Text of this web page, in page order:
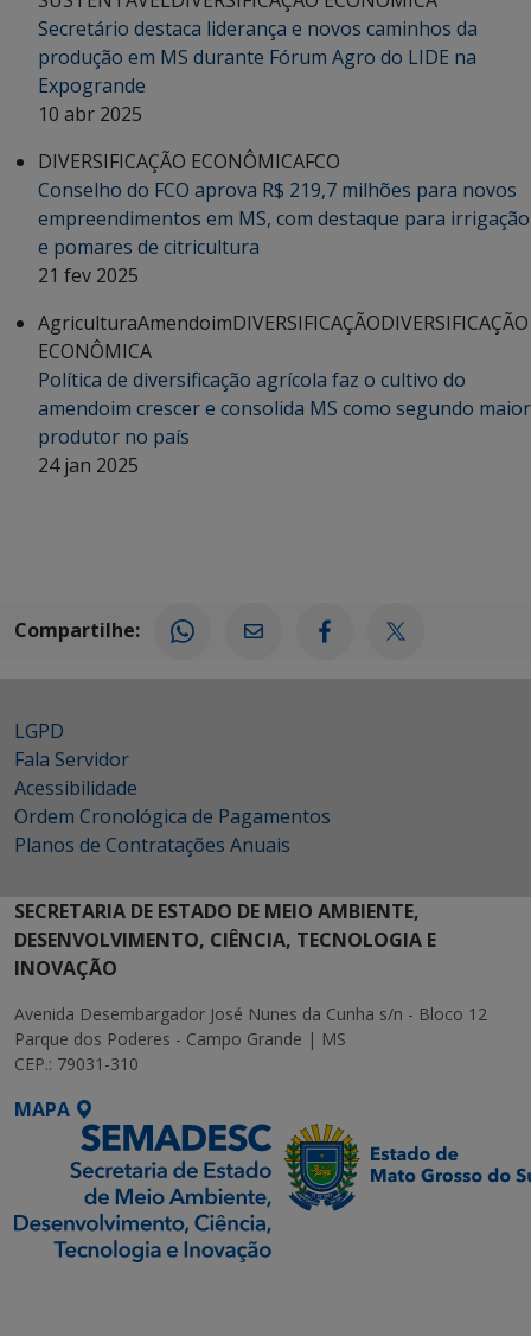
Secretário destaca liderança e novos caminhos da
produção em MS durante Fórum Agro do LIDE na
Expogrande
10 abr 2025
DIVERSIFICAÇÃO ECONÔMICAFCO
Conselho do FCO aprova R$ 219,7 milhões para novos
empreendimentos em MS, com destaque para irrigação
e pomares de citricultura
21 fev 2025
AgriculturaAmendoimDIVERSIFICAÇÃODIVERSIFICAÇÃO
ECONÔMICA
Política de diversificação agrícola faz o cultivo do
amendoim crescer e consolida MS como segundo maior
produtor no país
24 jan 2025
Compartilhe:
LGPD
Fala Servidor
Acessibilidade
Ordem Cronológica de Pagamentos
Planos de Contratações Anuais
SECRETARIA DE ESTADO DE MEIO AMBIENTE,
DESENVOLVIMENTO, CIÊNCIA, TECNOLOGIA E
INOVAÇÃO
Avenida Desembargador José Nunes da Cunha s/n - Bloco 12
Parque dos Poderes - Campo Grande | MS
CEP.: 79031-310
MAPA